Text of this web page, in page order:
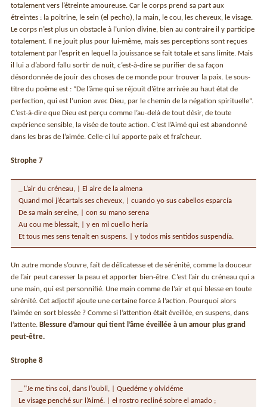
totalement vers l’étreinte amoureuse. Car le corps prend sa part aux
étreintes : la poitrine, le sein (el pecho), la main, le cou, les cheveux, le visage.
Le corps n’est plus un obstacle à l’union divine, bien au contraire il y participe
totalement. Il ne jouit plus pour lui-même, mais ses perceptions sont reçues
totalement par l’esprit en lequel la jouissance se fait totale et sans limite. Mais
il lui a d’abord fallu sortir de nuit, c’est-à-dire se purifier de sa façon
désordonnée de jouir des choses de ce monde pour trouver la paix. Le sous-
titre du poème est : “De l’âme qui se réjouit d’être arrivée au haut état de
perfection, qui est l’union avec Dieu, par le chemin de la négation spirituelle“.
C’est-à-dire que Dieu est perçu comme l’au-delà de tout désir, de toute
expérience sensible, la visée de toute action. C’est l’Aimé qui est abandonné
dans les bras de l’aimée. Celle-ci lui apporte paix et fraîcheur.
Strophe 7
_ L’air du créneau, | El aire de la almena
Quand moi j’écartais ses cheveux, | cuando yo sus cabellos esparcía
De sa main sereine, | con su mano serena
Au cou me blessait, | y en mi cuello hería
Et tous mes sens tenait en suspens. | y todos mis sentidos suspendía.
Un autre monde s’ouvre, fait de délicatesse et de sérénité, comme la douceur
de l’air peut caresser la peau et apporter bien-être. C’est l’air du créneau qui a
une main, qui est personnifié. Une main comme de l’air et qui blesse en toute
sérénité. Cet adjectif ajoute une certaine force à l’action. Pourquoi alors
l’aimée en sort blessée ? Comme si l’attention était éveillée, en suspens, dans
l’attente. Blessure d’amour qui tient l’âme éveillée à un amour plus grand
peut-être.
Strophe 8
_ "Je me tins coi, dans l’oubli, | Quedéme y olvidéme
Le visage penché sur l’Aimé. | el rostro recliné sobre el amado ;